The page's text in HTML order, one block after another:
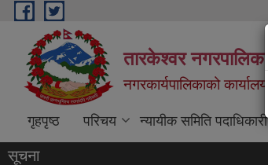
Skip to main content
तारकेश्वर नगरपालिका
नगरकार्यपालिकाको कार्यालय
गृहपृष्ठ परिचय न्यायीक समिति पदाधिकारी
सूचना